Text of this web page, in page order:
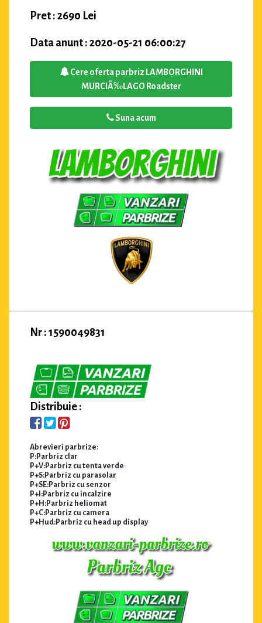
Pret : 2690 Lei
Data anunt : 2020-05-21 06:00:27
Cere oferta parbriz LAMBORGHINI
MURCIÃ‰LAGO Roadster
Suna acum
Nr : 1590049831
Distribuie :
Abrevieri parbrize:
P:Parbriz clar
P+V:Parbriz cu tenta verde
P+S:Parbriz cu parasolar
P+SE:Parbriz cu senzor
P+I:Parbriz cu incalzire
P+H:Parbriz heliomat
P+C:Parbriz cu camera
P+Hud:Parbriz cu head up display